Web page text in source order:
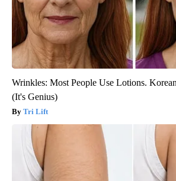
Wrinkles: Most People Use Lotions.
(It's Genius)
Tri Lift